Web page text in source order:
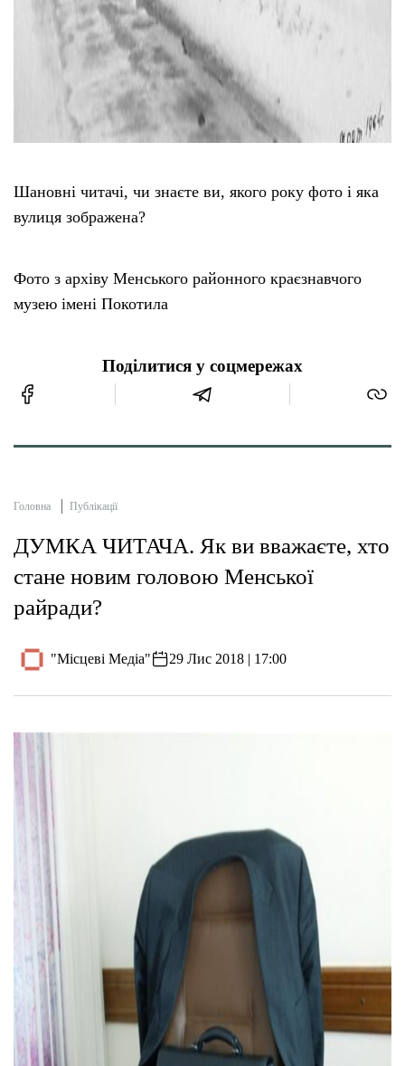
Шановні читачі, чи знаєте ви, якого року фото і яка
вулиця зображена?
Фото з архіву Менського районного краєзнавчого
музею імені Покотила
Поділитися у соцмережах
Головна Публікації
ДУМКА ЧИТАЧА. Як ви вважаєте, хто
стане новим головою Менської
райради?
"Місцеві Медіа" 29 Лис 2018 | 17:00